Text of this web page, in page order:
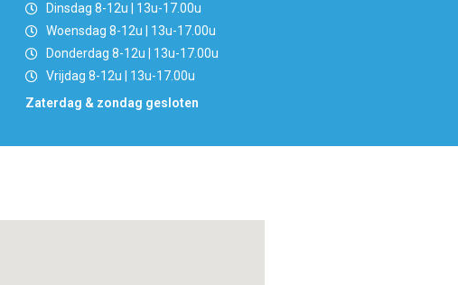
Dinsdag 8-12u | 13u-17.00u
Woensdag 8-12u | 13u-17.00u
Donderdag 8-12u | 13u-17.00u
Vrijdag 8-12u | 13u-17.00u
Zaterdag & zondag gesloten